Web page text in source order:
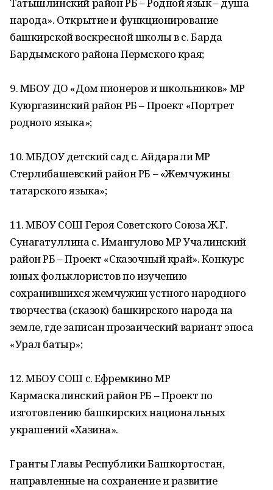
народа». Открытие и функционирование
башкирской воскресной школы в с. Барда
Бардымского района Пермского края;
9. МБОУ ДО «Дом пионеров и школьников» МР
Куюргазинский район РБ – Проект «Портрет
родного языка»;
10. МБДОУ детский сад с. Айдарали МР
Стерлибашевский район РБ – «Жемчужины
татарского языка»;
11. МБОУ СОШ Героя Советского Союза Ж.Г.
Сунагатуллина с. Имангулово МР Учалинский
район РБ – Проект «Сказочный край». Конкурс
юных фольклористов по изучению
сохранившихся жемчужин устного народного
творчества (сказок) башкирского народа на
земле, где записан прозаический вариант эпоса
«Урал батыр»;
12. МБОУ СОШ с. Ефремкино МР
Кармаскалинский район РБ – Проект по
изготовлению башкирских национальных
украшений «Хазина».
Гранты Главы Республики Башкортостан,
направленные на сохранение и развитие